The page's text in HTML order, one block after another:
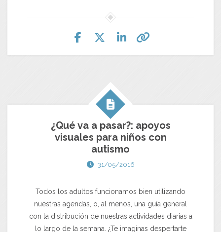
¿Qué va a pasar?: apoyos
visuales para niños con
autismo
31/05/2016
Todos los adultos funcionamos bien utilizando
nuestras agendas, o, al menos, una guía general
con la distribución de nuestras actividades diarias a
lo largo de la semana. ¿Te imaginas despertarte